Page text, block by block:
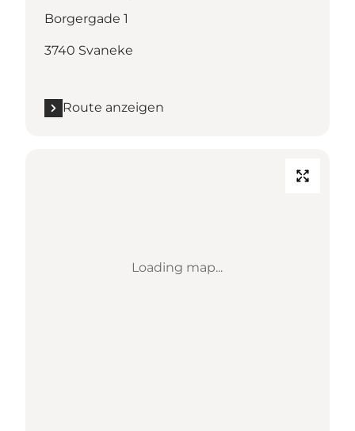
Borgergade 1
3740 Svaneke
Route anzeigen
Loading map...